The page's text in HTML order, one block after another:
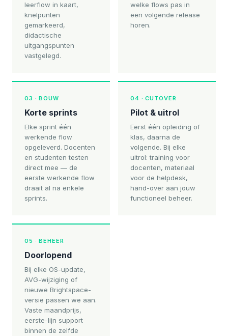
leerflow in kaart,
knelpunten
gemarkeerd,
didactische
uitgangspunten
vastgelegd.
welke flows pas in
een volgende release
horen.
03 · BOUW
Korte sprints
Elke sprint één
werkende flow
opgeleverd. Docenten
en studenten testen
direct mee — de
eerste werkende flow
draait al na enkele
sprints.
04 · CUTOVER
Pilot & uitrol
Eerst één opleiding of
klas, daarna de
volgende. Bij elke
uitrol: training voor
docenten, materiaal
voor de helpdesk,
hand-over aan jouw
functioneel beheer.
05 · BEHEER
Doorlopend
Bij elke OS-update,
AVG-wijziging of
nieuwe Brightspace-
versie passen we aan.
Vaste maandprijs,
eerste-lijn support
binnen de zelfde